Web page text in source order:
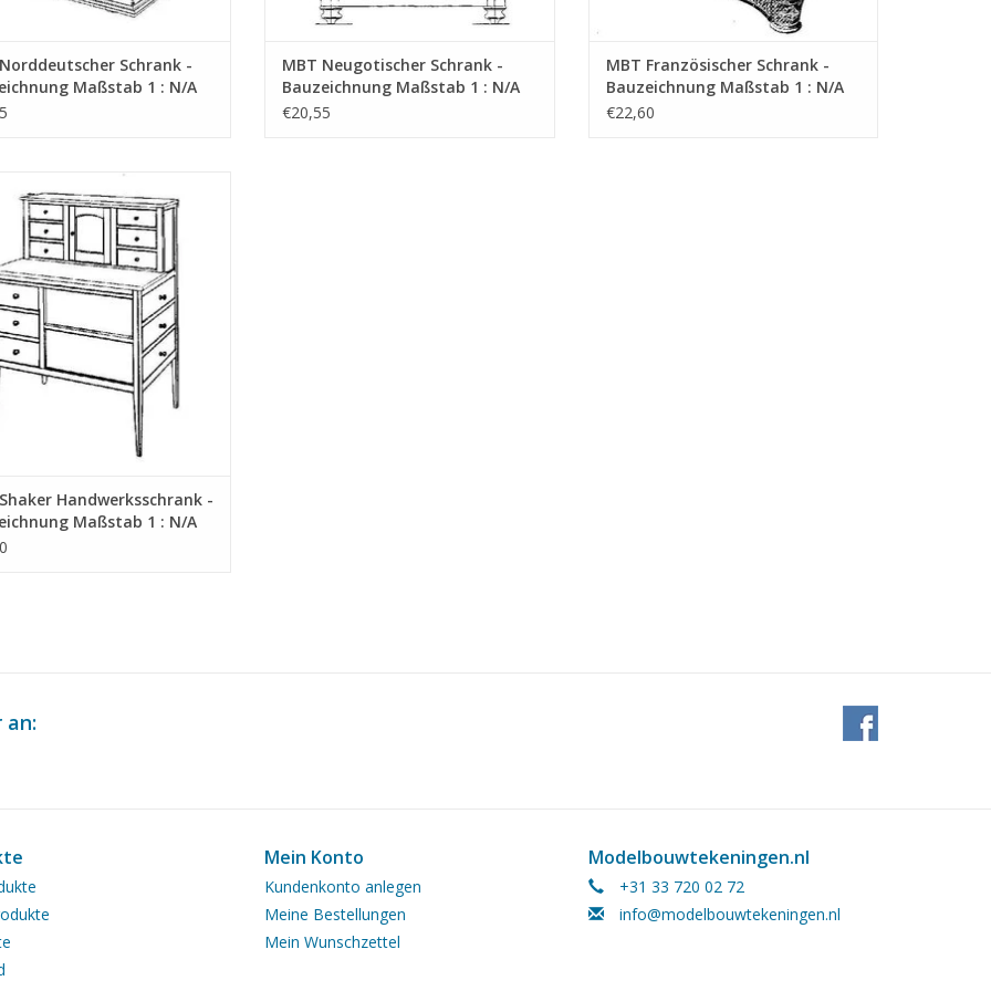
Schrank -
Maßstab 1 : N/A
MBT Neugotischer Schrank -
Bauzeichnung Maßstab 1 : N/A
(45.17.007)
€20,55
MBT Französischer Schrank -
Bauzeichnung Maßstab 1 : N/A
(45.17.008)
€22,60
Shaker Handwerksschrank -
Maßstab 1 : N/A (45.17.010)
WARENKORB HINZUFÜGEN
Handwerksschrank -
Maßstab 1 : N/A
an:
Mein Konto
Kundenkonto anlegen
Meine Bestellungen
Mein Wunschzettel
Modelbouwtekeningen.nl
+31 33 720 02 72
info@modelbouwtekeningen.nl